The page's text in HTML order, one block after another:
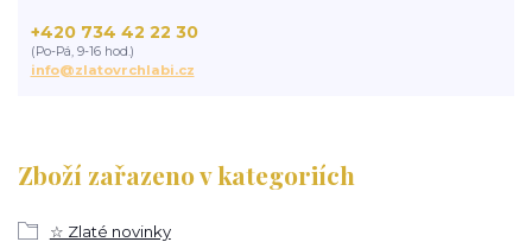
Zboží zařazeno v kategoriích
☆ Zlaté novinky
+420 734 42 22 30
(Po-Pá, 9-16 hod.)
info@zlatovrchlabi.cz